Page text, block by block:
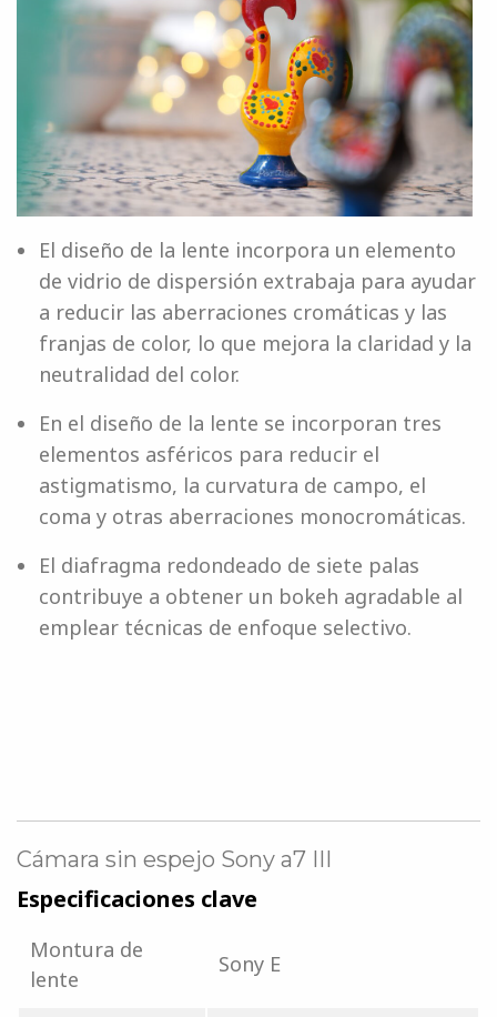
El diseño de la lente incorpora un elemento
de vidrio de dispersión extrabaja para ayudar
a reducir las aberraciones cromáticas y las
franjas de color, lo que mejora la claridad y la
neutralidad del color.
En el diseño de la lente se incorporan tres
elementos asféricos para reducir el
astigmatismo, la curvatura de campo, el
coma y otras aberraciones monocromáticas.
El diafragma redondeado de siete palas
contribuye a obtener un bokeh agradable al
emplear técnicas de enfoque selectivo.
Cámara sin espejo Sony a7 III
Especificaciones clave
Montura de
lente
Sony E